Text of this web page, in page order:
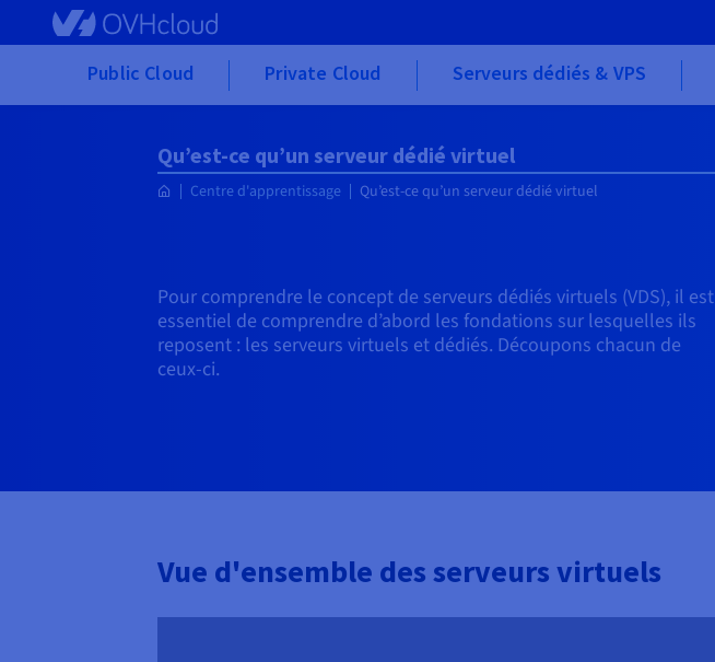
Skip to main content
Public Cloud Private Cloud Serveurs dédiés & VPS
Qu’est-ce qu’un serveur dédié virtuel
Centre d'apprentissage Qu’est-ce qu’un serveur dédié virtuel
Pour comprendre le concept de serveurs dédiés virtuels (VDS), il est
essentiel de comprendre d’abord les fondations sur lesquelles ils
reposent : les serveurs virtuels et dédiés. Découpons chacun de
ceux-ci.
Vue d'ensemble des serveurs virtuels